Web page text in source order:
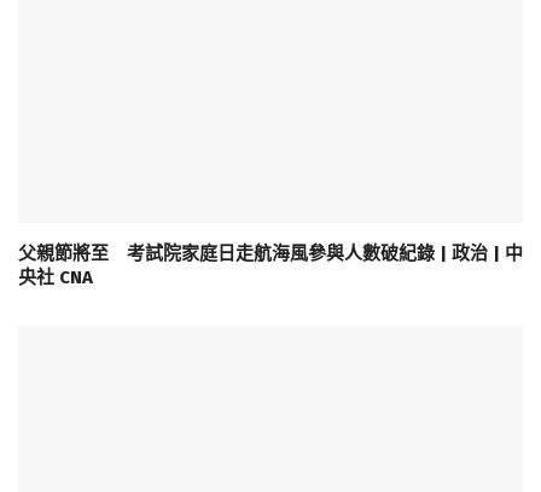
父親節將至 考試院家庭日走航海風參與人數破紀錄 | 政治 | 中
央社 CNA